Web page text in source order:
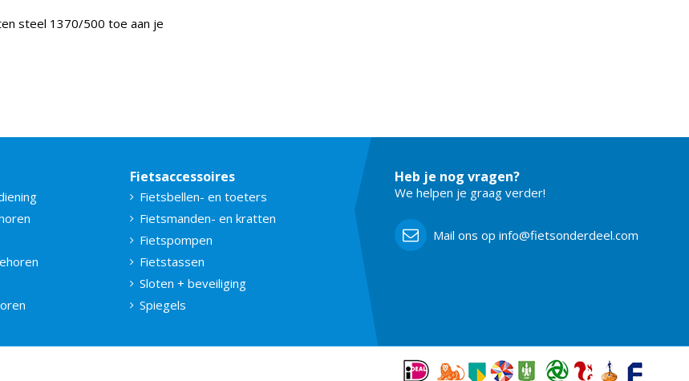
steel 1370/500 toe aan je
Fietsaccessoires
Fietsbellen- en toeters
Fietsmanden- en kratten
Fietspompen
Fietstassen
Sloten + beveiliging
Spiegels
Heb je nog vragen?
We helpen je graag verder!
Mail ons op info@fietsonderdeel.com